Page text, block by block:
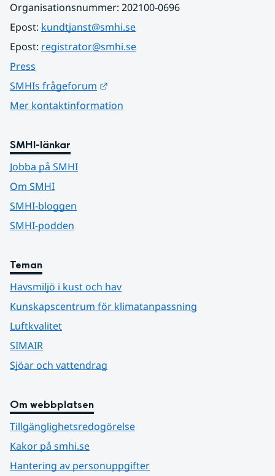
Organisationsnummer: 202100-0696
Epost: kundtjanst@smhi.se
Epost: registrator@smhi.se
Press
SMHIs frågeforum
Mer kontaktinformation
SMHI-länkar
Jobba på SMHI
Om SMHI
SMHI-bloggen
SMHI-podden
Teman
Havsmiljö i kust och hav
Kunskapscentrum för klimatanpassning
Luftkvalitet
SIMAIR
Sjöar och vattendrag
Om webbplatsen
Tillgänglighetsredogörelse
Kakor på smhi.se
Hantering av personuppgifter